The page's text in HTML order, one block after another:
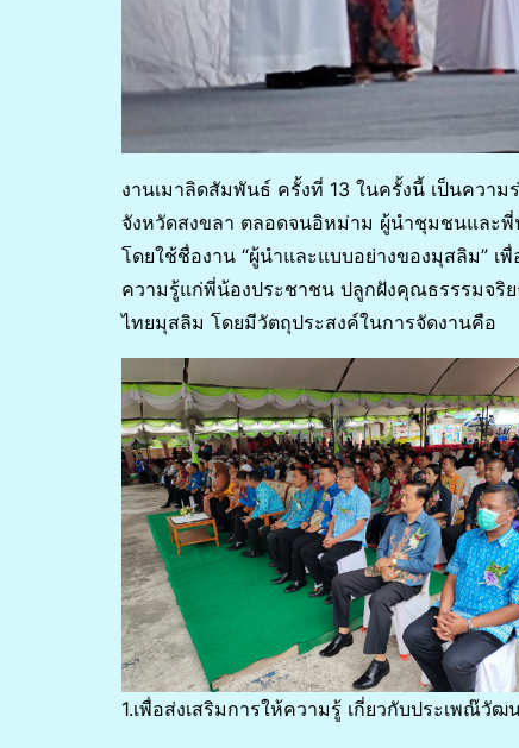
งานเมาลิดสัมพันธ์ ครั้งที่ 13 ในครั้งนี้ เป็นควา
จังหวัดสงขลา ตลอดจนอิหม่าม ผู้นำชุมชนและ
โดยใช้ชื่องาน “ผู้นำและแบบอย่างของมุสลิม” เ
ความรู้แก่พี่น้องประชาชน ปลูกฝังคุณธรรรมจริ
ไทยมุสลิม โดยมีวัตถุประสงค์ในการจัดงานคือ
1.เพื่อส่งเสริมการให้ความรู้ เกี่ยวกับประเพณ๊